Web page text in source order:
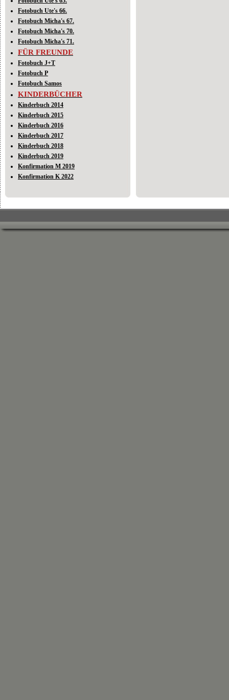
Fotobuch Ute's 66.
Fotobuch Micha's 67.
Fotobuch Micha's 70.
Fotobuch Micha's 71.
FÜR FREUNDE
Fotobuch J+T
Fotobuch P
Fotobuch Samos
KINDERBÜCHER
Kinderbuch 2014
Kinderbuch 2015
Kinderbuch 2016
Kinderbuch 2017
Kinderbuch 2018
Kinderbuch 2019
Konfirmation M 2019
Konfirmation K 2022